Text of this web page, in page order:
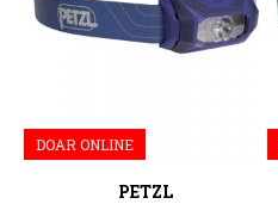
DOAR ONLINE
PETZL